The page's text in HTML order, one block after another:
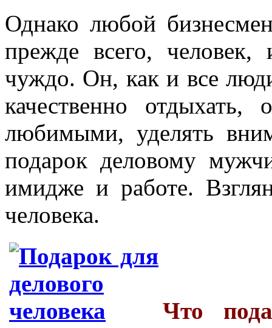
Однако любой
прежде всего,
чуждо. Он, как и все
качественно
любимыми, уделять
подарок деловому
имидже и работе.
человека.
Что